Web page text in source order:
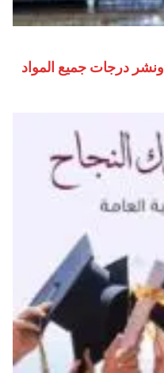
موعد نتيجة الثانوية العامة 2026 ونشر درجات جميع المواد